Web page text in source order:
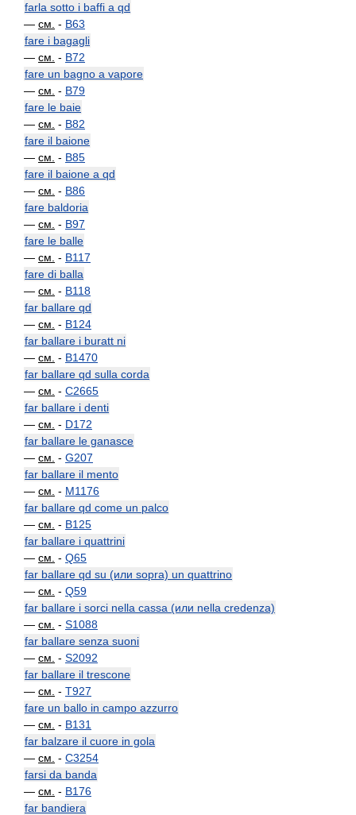
farla sotto i baffi a qd
— см. - B63
fare i bagagli
— см. - B72
fare un bagno a vapore
— см. - B79
fare le baie
— см. - B82
fare il baione
— см. - B85
fare il baione a qd
— см. - B86
fare baldoria
— см. - B97
fare le balle
— см. - B117
fare di balla
— см. - B118
far ballare qd
— см. - B124
far ballare i buratt ni
— см. - B1470
far ballare qd sulla corda
— см. - C2665
far ballare i denti
— см. - D172
far ballare le ganasce
— см. - G207
far ballare il mento
— см. - M1176
far ballare qd come un palco
— см. - B125
far ballare i quattrini
— см. - Q65
far ballare qd su (или sopra) un quattrino
— см. - Q59
far ballare i sorci nella cassa (или nella credenza)
— см. - S1088
far ballare senza suoni
— см. - S2092
far ballare il trescone
— см. - T927
fare un ballo in campo azzurro
— см. - B131
far balzare il cuore in gola
— см. - C3254
farsi da banda
— см. - B176
far bandiera